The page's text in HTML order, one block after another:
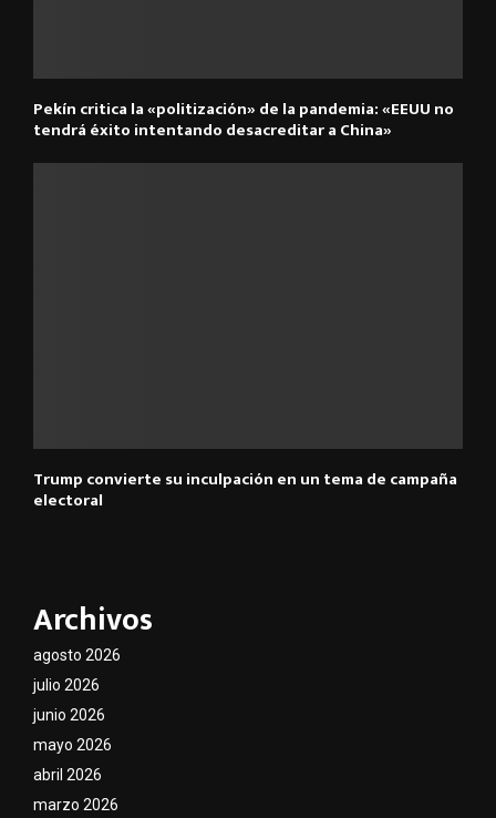
Pekín critica la «politización» de la pandemia: «EEUU no
tendrá éxito intentando desacreditar a China»
Trump convierte su inculpación en un tema de campaña
electoral
Archivos
agosto 2026
julio 2026
junio 2026
mayo 2026
abril 2026
marzo 2026